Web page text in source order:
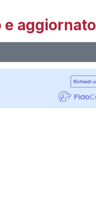
e aggiornato